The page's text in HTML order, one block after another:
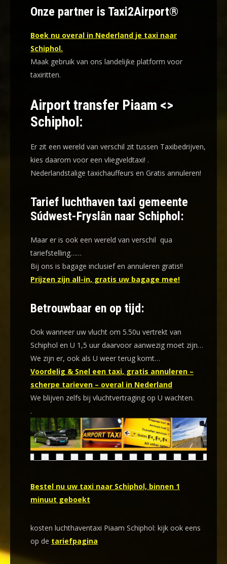
Onze partner is Taxi2Airport®
Boek nu overal in Nederland je taxi naar
Schiphol.
Maak gebruik van ons landelijke platform voor
taxiritten.
Airport transfer Piaam <>
Schiphol:
Er zit een wereld van verschil zit tussen Taxibedrijven,
kies daarom voor een vliegveldtaxi! .
Nederlandstalige taxichauffeurs en Gratis annuleren!
Tarief luchthaven taxi gemeente
Súdwest-Fryslân naar Schiphol:
Maar er is ook een wereld van verschil qua
tariefstelling……
Bij ons is bagage inclusief en annuleren gratis!!
Prijzen zijn all-in, gratis uw bagage mee!
Betrouwbaar en op tijd:
Ook wanneer uw vlucht om 5.50u vertrekt van
Schiphol en U 1,5 uur daarvoor aanwezig moet zijn…
We zijn er, ook als U weer terug komt…
Voordelig & Snel een taxi, gratis annuleren –
scherpe tarieven – overal in Nederland
We blijven zelfs bij vluchtvertraging op U wachten.
.
Bestel nu uw taxi naar Schiphol, binnen 1
minuut geboekt
kosten luchthaventaxi Piaam Schiphol: kijk ook eens
op de tariefpagina